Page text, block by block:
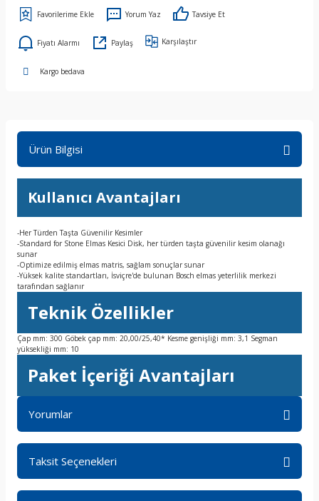
Yorum Yaz Tavsiye Et
Fiyatı Alarmı Paylaş Karşılaştır
Kargo bedava
Ürün Bilgisi
Kullanıcı Avantajları
-Her Türden Taşta Güvenilir Kesimler
-Standard for Stone Elmas Kesici Disk, her türden taşta güvenilir kesim olanağı
sunar
-Optimize edilmiş elmas matris, sağlam sonuçlar sunar
-Yüksek kalite standartları, İsviçre'de bulunan Bosch elmas yeterlilik merkezi
tarafından sağlanır
Teknik Özellikler
Çap mm: 300 Göbek çap mm: 20,00/25,40* Kesme genişliği mm: 3,1 Segman
yüksekliği mm: 10
Paket İçeriği Avantajları
Yorumlar
Taksit Seçenekleri